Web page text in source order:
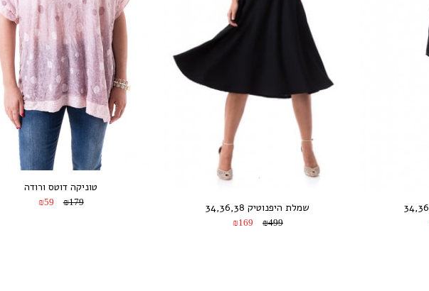
שמלת היפנוטיק 34,36,38
₪499
₪169
טוניקה דוטס ורודה
₪179
₪59